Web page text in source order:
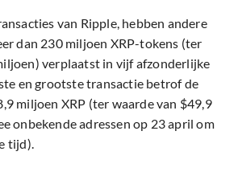
van Ripple, hebben andere
dan 230 miljoen XRP-tokens (ter
verplaatst in vijf afzonderlijke
en grootste transactie betrof de
miljoen XRP (ter waarde van $49,9
onbekende adressen op 23 april om
tijd).